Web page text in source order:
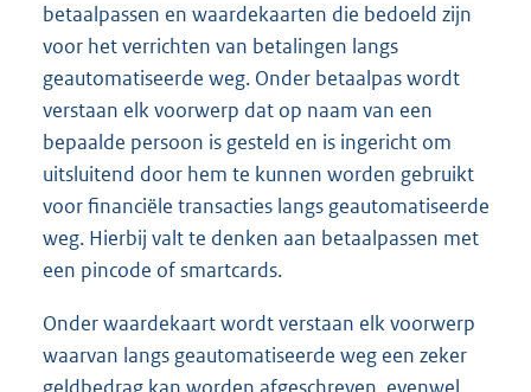
betaalpassen en waardekaarten die bedoeld zijn
voor het verrichten van betalingen langs
geautomatiseerde weg. Onder betaalpas wordt
verstaan elk voorwerp dat op naam van een
bepaalde persoon is gesteld en is ingericht om
uitsluitend door hem te kunnen worden gebruikt
voor financiële transacties langs geautomatiseerde
weg. Hierbij valt te denken aan betaalpassen met
een pincode of smartcards.
Onder waardekaart wordt verstaan elk voorwerp
waarvan langs geautomatiseerde weg een zeker